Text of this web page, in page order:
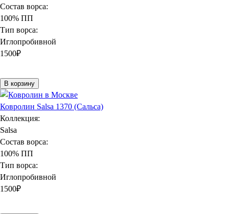
Состав ворса:
100% ПП
Тип ворса:
Иглопробивной
1500₽
В корзину
Ковролин Salsa 1370 (Сальса)
Коллекция:
Salsa
Состав ворса:
100% ПП
Тип ворса:
Иглопробивной
1500₽